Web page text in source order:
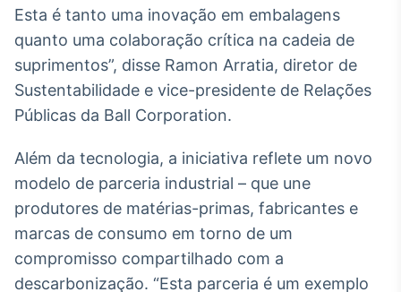
plataforma para
analisar fundos
no Brasil
IA
Em breve
BroadFast
Em breve
Esta é tanto uma inovação em embalagens
quanto uma colaboração crítica na cadeia de
suprimentos”, disse Ramon Arratia, diretor de
Sustentabilidade e vice-presidente de Relações
Públicas da Ball Corporation.
Além da tecnologia, a iniciativa reflete um novo
modelo de parceria industrial – que une
produtores de matérias-primas, fabricantes e
marcas de consumo em torno de um
compromisso compartilhado com a
descarbonização. “Esta parceria é um exemplo